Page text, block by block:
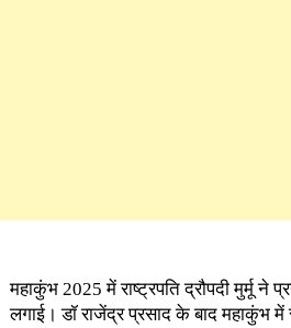
महाकुंभ 2025 में राष्ट्रपति द्रौपदी मुर्मू ने
लगाई। डॉ राजेंद्र प्रसाद के बाद महाकुंभ में